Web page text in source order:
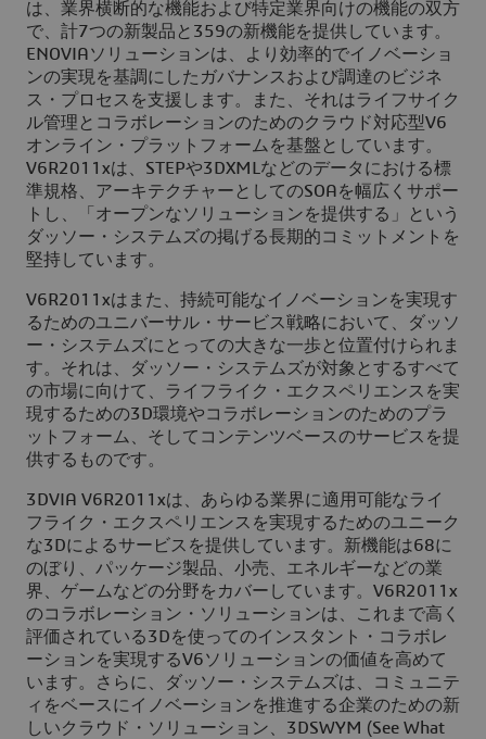
は、業界横断的な機能および特定業界向けの機能の双方
で、計7つの新製品と359の新機能を提供しています。
ENOVIAソリューションは、より効率的でイノベーショ
ンの実現を基調にしたガバナンスおよび調達のビジネ
ス・プロセスを支援します。また、それはライフサイク
ル管理とコラボレーションのためのクラウド対応型V6
オンライン・プラットフォームを基盤としています。
V6R2011xは、STEPや3DXMLなどのデータにおける標
準規格、アーキテクチャーとしてのSOAを幅広くサポー
トし、「オープンなソリューションを提供する」という
ダッソー・システムズの掲げる長期的コミットメントを
堅持しています。
V6R2011xはまた、持続可能なイノベーションを実現す
るためのユニバーサル・サービス戦略において、ダッソ
ー・システムズにとっての大きな一歩と位置付けられま
す。それは、ダッソー・システムズが対象とするすべて
の市場に向けて、ライフライク・エクスペリエンスを実
現するための3D環境やコラボレーションのためのプラ
ットフォーム、そしてコンテンツベースのサービスを提
供するものです。
3DVIA V6R2011xは、あらゆる業界に適用可能なライ
フライク・エクスペリエンスを実現するためのユニーク
な3Dによるサービスを提供しています。新機能は68に
のぼり、パッケージ製品、小売、エネルギーなどの業
界、ゲームなどの分野をカバーしています。V6R2011x
のコラボレーション・ソリューションは、これまで高く
評価されている3Dを使ってのインスタント・コラボレ
ーションを実現するV6ソリューションの価値を高めて
います。さらに、ダッソー・システムズは、コミュニテ
ィをベースにイノベーションを推進する企業のための新
しいクラウド・ソリューション、3DSWYM (See What